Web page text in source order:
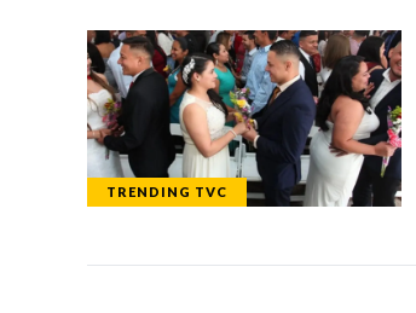
TRENDING TVC